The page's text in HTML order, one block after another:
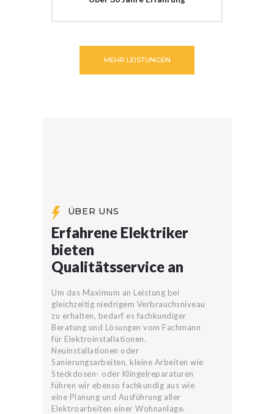
MEHR LEISTUNGEN
ÜBER UNS
Erfahrene Elektriker
bieten
Qualitätsservice an
Um das Maximum an Leistung bei
gleichzeitig niedrigem Verbrauchsniveau
zu erhalten, bedarf es fachkundiger
Beratung und Lösungen vom Fachmann
für Elektroinstallationen.
Neuinstallationen oder
Sanierungsarbeiten, kleine Arbeiten wie
Steckdosen- oder Klingelreparaturen
führen wir ebenso fachkundig aus wie
eine Planung und Ausführung aller
Elektroarbeiten einer Wohnanlage.